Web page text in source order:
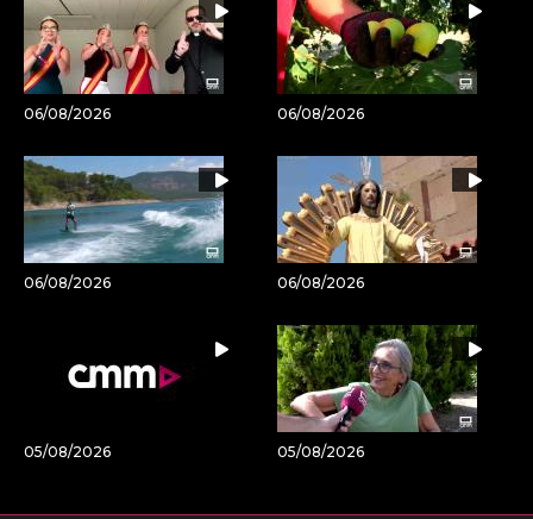
06/08/2026 06/08/2026
06/08/2026 06/08/2026
05/08/2026 05/08/2026